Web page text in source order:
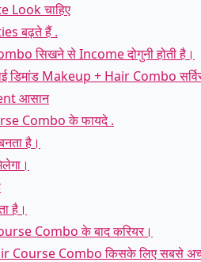
Look चाहिए
बढ़ते हैं .
सिखने से Income दोगुनी होती है।
डिमांड Makeup + Hair Combo
आसान
Combo के फायदे .
है।
है।
Combo के बाद करियर।
Course Combo किसके लिए सबसे